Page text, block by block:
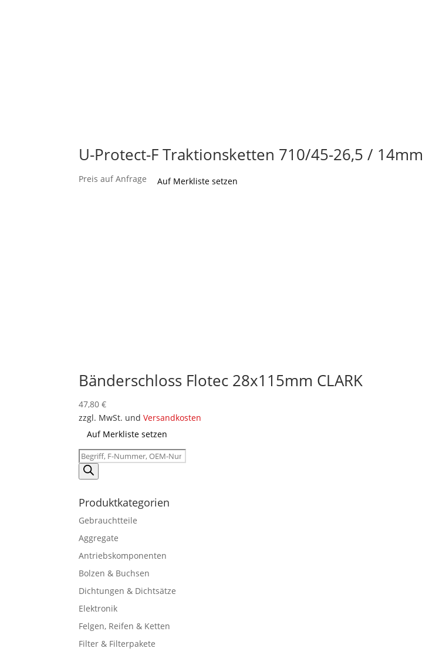
U-Protect-F Traktionsketten 710/45-26,5 / 14mm
Preis auf Anfrage Auf Merkliste setzen
Bänderschloss Flotec 28x115mm CLARK
47,80€
zzgl. MwSt. undVersandkosten
Auf Merkliste setzen
Products
search
Produktkategorien
Gebrauchtteile
Aggregate
Antriebskomponenten
Bolzen & Buchsen
Dichtungen & Dichtsätze
Elektronik
Felgen, Reifen & Ketten
Filter & Filterpakete